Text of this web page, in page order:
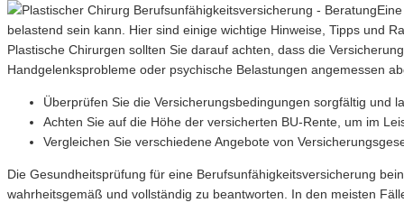
belastend sein kann. Hier sind einige wichtige Hinweise, Tipps und
Plastische Chirurgen sollten Sie darauf achten, dass die
Handgelenksprobleme oder psychische Belastungen angemessen
Überprüfen Sie die Versicherungsbedingungen sorgfältig und
Achten Sie auf die Höhe der versicherten BU-Rente, um im
Vergleichen Sie verschiedene Angebote von
Die Gesundheitsprüfung für eine Berufsunfähigkeitsversicherung
wahrheitsgemäß und vollständig zu beantworten. In den meisten